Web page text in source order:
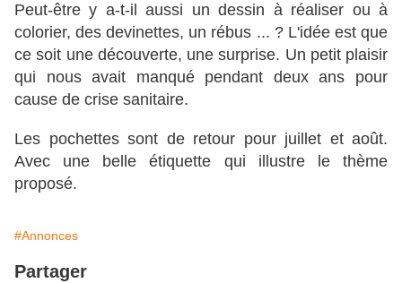
Peut-être y a-t-il aussi un dessin à réaliser ou à
colorier, des devinettes, un rébus ... ? L'idée est que
ce soit une découverte, une surprise. Un petit plaisir
qui nous avait manqué pendant deux ans pour
cause de crise sanitaire.
Les pochettes sont de retour pour juillet et août.
Avec une belle étiquette qui illustre le thème
proposé.
#Annonces
Partager